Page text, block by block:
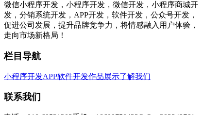
微信小程序开发，小程序开发，微信开发，小程序商城开
发，分销系统开发，APP开发，软件开发，公众号开发，
促进公司发展，提升品牌竞争力，将情感融入用户体验，
走向市场新格局！
栏目导航
小程序开发APP软件开发作品展示了解我们
联系我们